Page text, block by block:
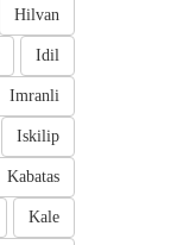
Hilvan
Idil
Imranli
Iskilip
Kabatas
Kale